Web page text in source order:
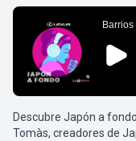
Descubre Japón a
Tomàs, creadores de